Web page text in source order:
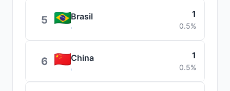
5 Brasil 1
0.5%
6 China 1
0.5%